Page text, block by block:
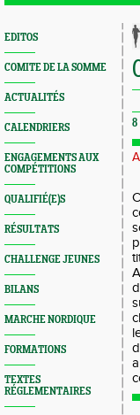
EDITOS
COMITE DE LA SOMME
ACTUALITÉS
CALENDRIERS
ENGAGEMENTS AUX
COMPÉTITIONS
QUALIFIÉ(E)S
RÉSULTATS
CHALLENGE JEUNES
BILANS
MARCHE NORDIQUE
FORMATIONS
TEXTES
RÉGLEMENTAIRES
8